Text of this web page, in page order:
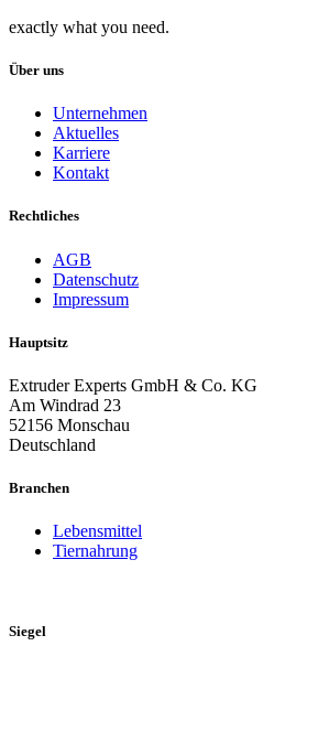
exactly what you need.
Über uns
Unternehmen
Aktuelles
Karriere
Kontakt
Rechtliches
AGB
Datenschutz
Impressum
Hauptsitz
Extruder Experts GmbH & Co. KG
Am Windrad 23
52156 Monschau
Deutschland
Branchen
Lebensmittel
Tiernahrung
Siegel